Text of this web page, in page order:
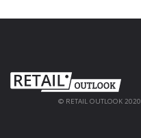
© RETAIL OUTLOOK 2020